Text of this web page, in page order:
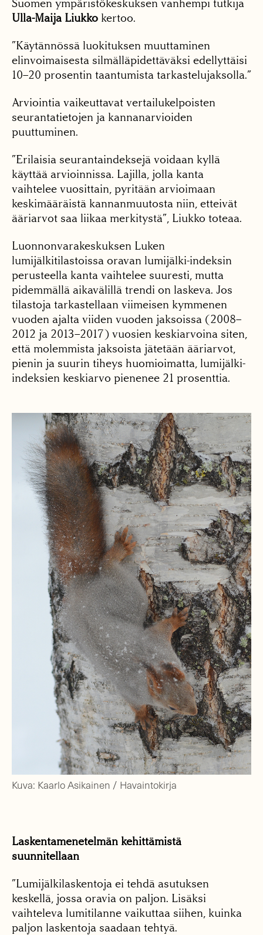
Suomen ympäristökeskuksen vanhempi tutkija
Ulla-Maija Liukko kertoo.
”Käytännössä luokituksen muuttaminen
elinvoimaisesta silmälläpidettäväksi edellyttäisi
10–20 prosentin taantumista tarkastelujaksolla.”
Arviointia vaikeuttavat vertailukelpoisten
seurantatietojen ja kannanarvioiden
puuttuminen.
”Erilaisia seurantaindeksejä voidaan kyllä
käyttää arvioinnissa. Lajilla, jolla kanta
vaihtelee vuosittain, pyritään arvioimaan
keskimääräistä kannanmuutosta niin, etteivät
ääriarvot saa liikaa merkitystä”, Liukko toteaa.
Luonnonvarakeskuksen Luken
lumijälkitilastoissa oravan lumijälki-indeksin
perusteella kanta vaihtelee suuresti, mutta
pidemmällä aikavälillä trendi on laskeva. Jos
tilastoja tarkastellaan viimeisen kymmenen
vuoden ajalta viiden vuoden jaksoissa (2008–
2012 ja 2013–2017) vuosien keskiarvoina siten,
että molemmista jaksoista jätetään ääriarvot,
pienin ja suurin tiheys huomioimatta, lumijälki-
indeksien keskiarvo pienenee 21 prosenttia.
Kuva: Kaarlo Asikainen / Havaintokirja
Laskentamenetelmän kehittämistä
suunnitellaan
”Lumijälkilaskentoja ei tehdä asutuksen
keskellä, jossa oravia on paljon. Lisäksi
vaihteleva lumitilanne vaikuttaa siihen, kuinka
paljon laskentoja saadaan tehtyä.